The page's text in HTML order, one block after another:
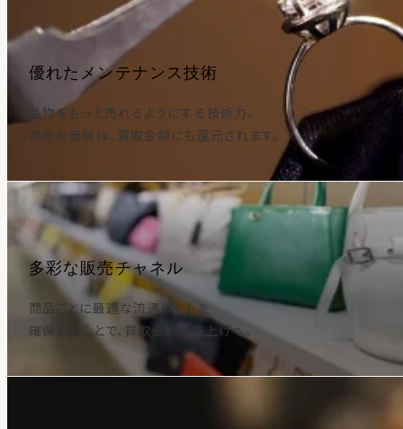
優れたメンテナンス技術
品物をもっと売れるようにする技術力。
高めた価値は、買取金額にも還元されます。
多彩な販売チャネル
商品ごとに最適な流通ルートを
確保することで、買取金額の底上げへ。